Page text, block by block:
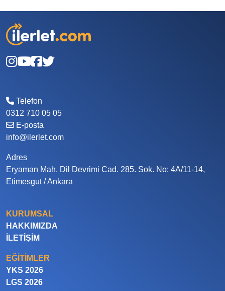
Telefon
0312 710 05 05
E-posta
info@ilerlet.com
Adres
Eryaman Mah. Dil Devrimi Cad. 285. Sok. No: 4A/11-14,
Etimesgut / Ankara
KURUMSAL
HAKKIMIZDA
İLETIŞIM
EĞITIMLER
YKS 2026
LGS 2026